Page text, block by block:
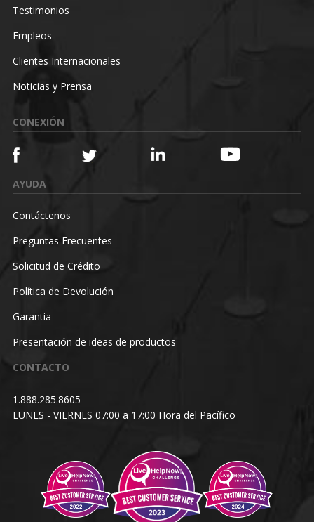
Testimonios
Empleos
Clientes Internacionales
Noticias y Prensa
CONEXIÓN
AYUDA
Contáctenos
Preguntas Frecuentes
Solicitud de Crédito
Política de Devolución
Garantia
Presentación de ideas de productos
CONTACTO
1.888.285.8605
LUNES - VIERNES 07:00 a 17:00 Hora del Pacífico